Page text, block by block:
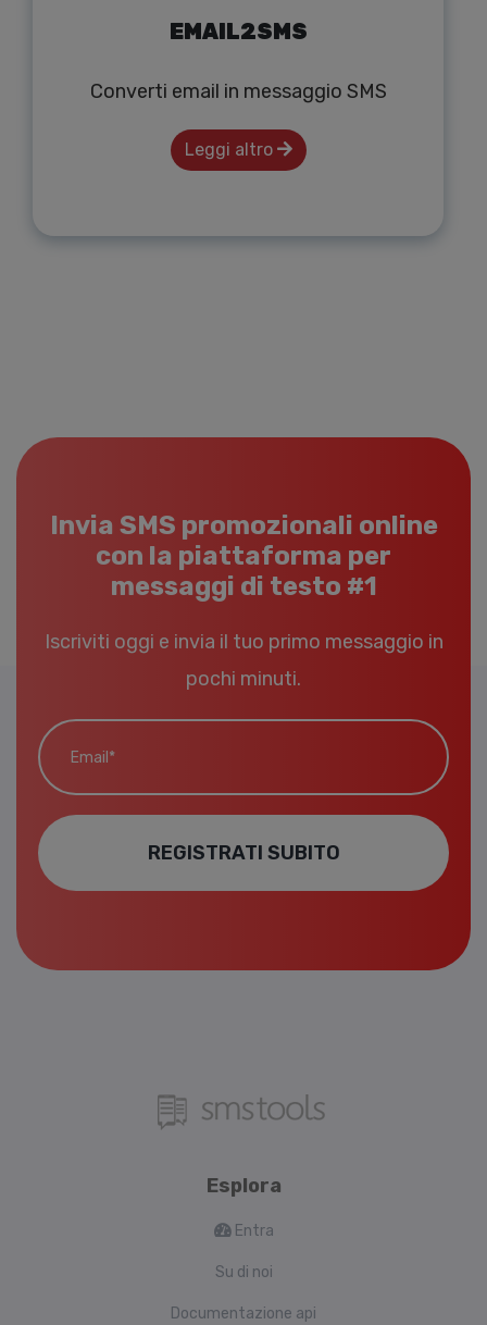
EMAIL2SMS
Converti email in messaggio SMS
Leggi altro
Invia SMS promozionali online
con la piattaforma per
messaggi di testo #1
Iscriviti oggi e invia il tuo primo messaggio in
pochi minuti.
Email*
REGISTRATI SUBITO
Esplora
Entra
Su di noi
Documentazione api